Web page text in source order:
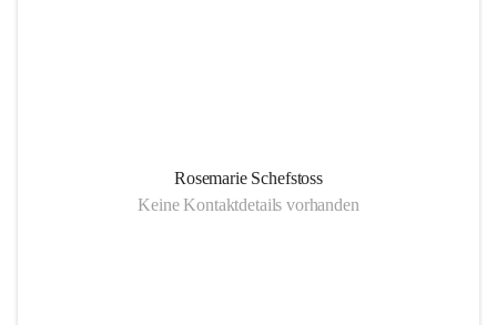
Rosemarie Schefstoss
Keine Kontaktdetails vorhanden